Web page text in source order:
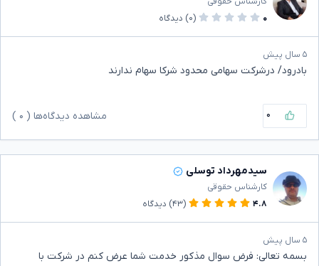
۰
(۰) دیدگاه
۵ سال پیش
بادرود/ درشرکت سهامی محدود شرکا سهام ندارند
۰ مشاهده دیدگاه‌ها ( ۰
سیدمهرداد توسلی
کارشناس حقوقی
۴.۸
(۴۳) دیدگاه
۵ سال پیش
بسمه تعالی: فرض سوال مذکور خدمت شما عرض کنم در شرکت با